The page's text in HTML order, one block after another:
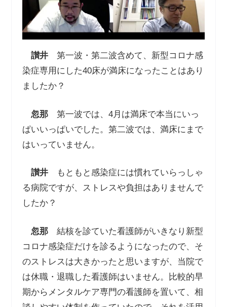
讃井第一波・第二波含めて、新型コロナ感
染症専用にした40床が満床になったことはあり
ましたか？
忽那第一波では、4月は満床で本当にいっ
ぱいいっぱいでした。第二波では、満床にまで
はいっていません。
讃井もともと感染症には慣れていらっしゃ
る病院ですが、ストレスや負担はありませんで
したか？
忽那結核を診ていた看護師がいきなり新型
コロナ感染症だけを診るようになったので、そ
のストレスは大きかったと思いますが、当院で
は休職・退職した看護師はいません。比較的早
期からメンタルケア専門の看護師を置いて、相